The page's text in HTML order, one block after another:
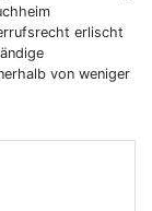
erlischt
von weniger